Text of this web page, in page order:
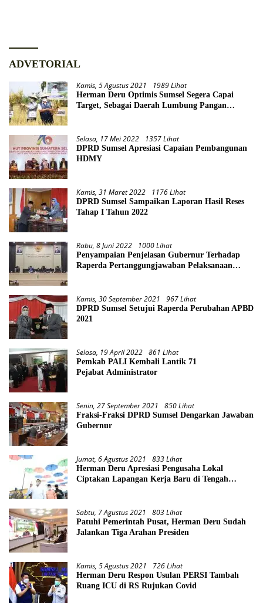
ADVETORIAL
Kamis, 5 Agustus 2021 1989 Lihat
Herman Deru Optimis Sumsel Segera Capai
Target, Sebagai Daerah Lumbung Pangan
Selasa, 17 Mei 2022 1357 Lihat
DPRD Sumsel Apresiasi Capaian Pembangunan
HDMY
Kamis, 31 Maret 2022 1176 Lihat
DPRD Sumsel Sampaikan Laporan Hasil Reses
Tahap I Tahun 2022
Rabu, 8 Juni 2022 1000 Lihat
Penyampaian Penjelasan Gubernur Terhadap
Raperda Pertanggungjawaban Pelaksanaan
Kamis, 30 September 2021 967 Lihat
DPRD Sumsel Setujui Raperda Perubahan APBD
2021
Selasa, 19 April 2022 861 Lihat
Pemkab PALI Kembali Lantik 71
Pejabat Administrator
Senin, 27 September 2021 850 Lihat
Fraksi-Fraksi DPRD Sumsel Dengarkan Jawaban
Gubernur
Jumat, 6 Agustus 2021 833 Lihat
Herman Deru Apresiasi Pengusaha Lokal
Ciptakan Lapangan Kerja Baru di Tengah
Sabtu, 7 Agustus 2021 803 Lihat
Patuhi Pemerintah Pusat, Herman Deru Sudah
Jalankan Tiga Arahan Presiden
Kamis, 5 Agustus 2021 726 Lihat
Herman Deru Respon Usulan PERSI Tambah
Ruang ICU di RS Rujukan Covid